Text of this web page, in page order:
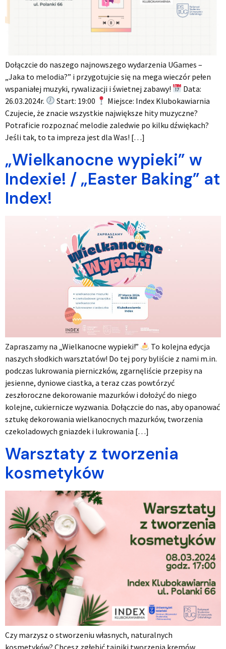
Dołączcie do naszego najnowszego wydarzenia UGames –
„Jaka to melodia?” i przygotujcie się na mega wieczór pełen
wspaniałej muzyki, rywalizacji i świetnej zabawy!
Data:
26.03.2024r.
Start: 19:00
Miejsce: Index Klubokawiarnia
Czujecie, że znacie wszystkie największe hity muzyczne?
Potraficie rozpoznać melodie zaledwie po kilku dźwiękach?
Jeśli tak, to ta impreza jest dla Was! […]
„Wielkanocne wypieki” w
Indexie! / „Easter Baking” at
Index!
Zapraszamy na „Wielkanocne wypieki!”
To kolejna edycja
naszych słodkich warsztatów! Do tej pory byliście z nami m.in.
podczas lukrowania pierniczków, zgarnęliście przepisy na
jesienne, dyniowe ciastka, a teraz czas powtórzyć
zeszłoroczne dekorowanie mazurków i dołożyć do niego
kolejne, cukiernicze wyzwania. Dołączcie do nas, aby opanować
sztukę dekorowania wielkanocnych mazurków, tworzenia
czekoladowych gniazdek i lukrowania […]
Warsztaty z tworzenia
kosmetyków
Czy marzysz o stworzeniu własnych, naturalnych
kosmetyków? Chcesz zgłębić tajniki tworzenia kremów,